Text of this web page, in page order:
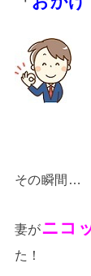
その瞬間…
妻がニコ
た！